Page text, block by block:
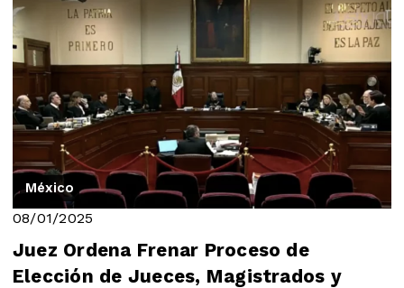
México
08/01/2025
Juez Ordena Frenar Proceso de
Elección de Jueces, Magistrados y